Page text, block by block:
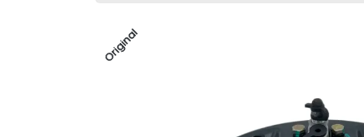
Original
Original